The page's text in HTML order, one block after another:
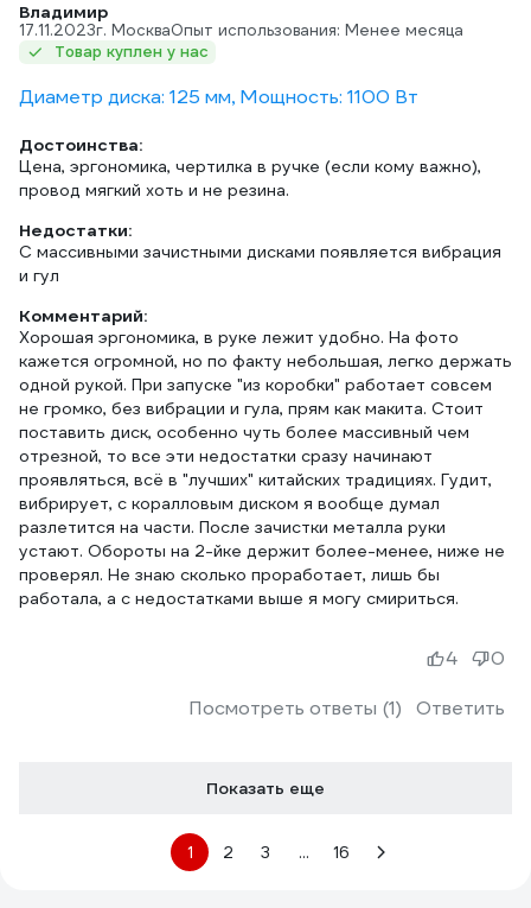
Владимир
17.11.2023г. МоскваОпыт использования: Менее месяца
Товар куплен у нас
Диаметр диска: 125 мм, Мощность: 1100 Вт
Достоинства:
Цена, эргономика, чертилка в ручке (если кому важно),
провод мягкий хоть и не резина.
Недостатки:
С массивными зачистными дисками появляется вибрация
и гул
Комментарий:
Хорошая эргономика, в руке лежит удобно. На фото
кажется огромной, но по факту небольшая, легко держать
одной рукой. При запуске "из коробки" работает совсем
не громко, без вибрации и гула, прям как макита. Стоит
поставить диск, особенно чуть более массивный чем
отрезной, то все эти недостатки сразу начинают
проявляться, всё в "лучших" китайских традициях. Гудит,
вибрирует, с коралловым диском я вообще думал
разлетится на части. После зачистки металла руки
устают. Обороты на 2-йке держит более-менее, ниже не
проверял. Не знаю сколько проработает, лишь бы
работала, а с недостатками выше я могу смириться.
Посмотреть ответы (1) Ответить
4 0
Показать еще
1 2 3 ... 16